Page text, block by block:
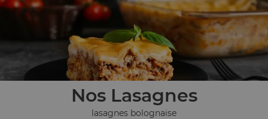
Nos Lasagnes
lasagnes bolognaise